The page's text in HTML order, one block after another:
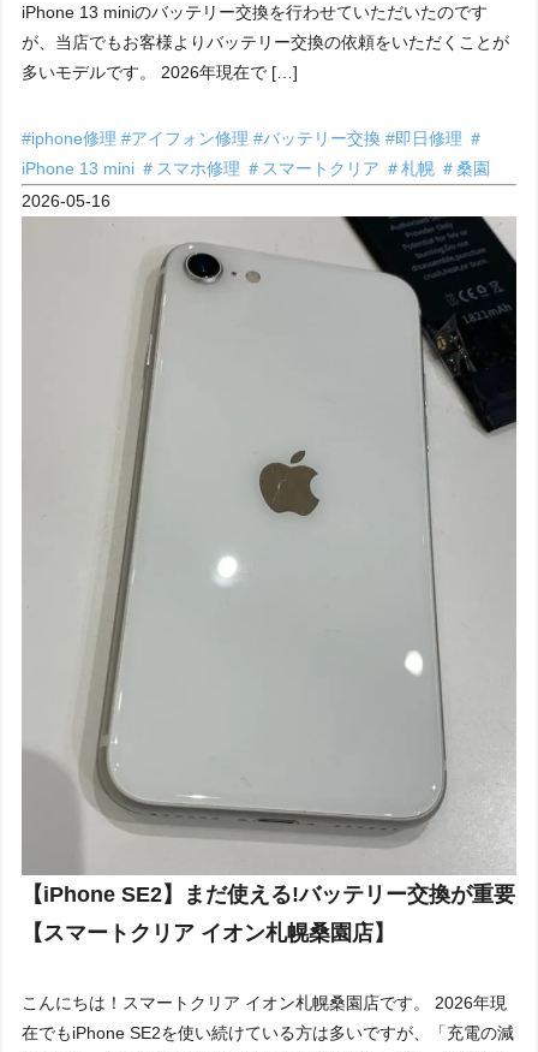
iPhone 13 miniのバッテリー交換を行わせていただいたのです
が、当店でもお客様よりバッテリー交換の依頼をいただくことが
多いモデルです。 2026年現在で […]
#iphone修理#アイフォン修理#バッテリー交換#即日修理 ＃
iPhone 13 mini ＃スマホ修理 ＃スマートクリア ＃札幌 ＃桑園
2026-05-16
【iPhone SE2】まだ使える!バッテリー交換が重要
【スマートクリア イオン札幌桑園店】
こんにちは！スマートクリア イオン札幌桑園店です。 2026年現
在でもiPhone SE2を使い続けている方は多いですが、「充電の減